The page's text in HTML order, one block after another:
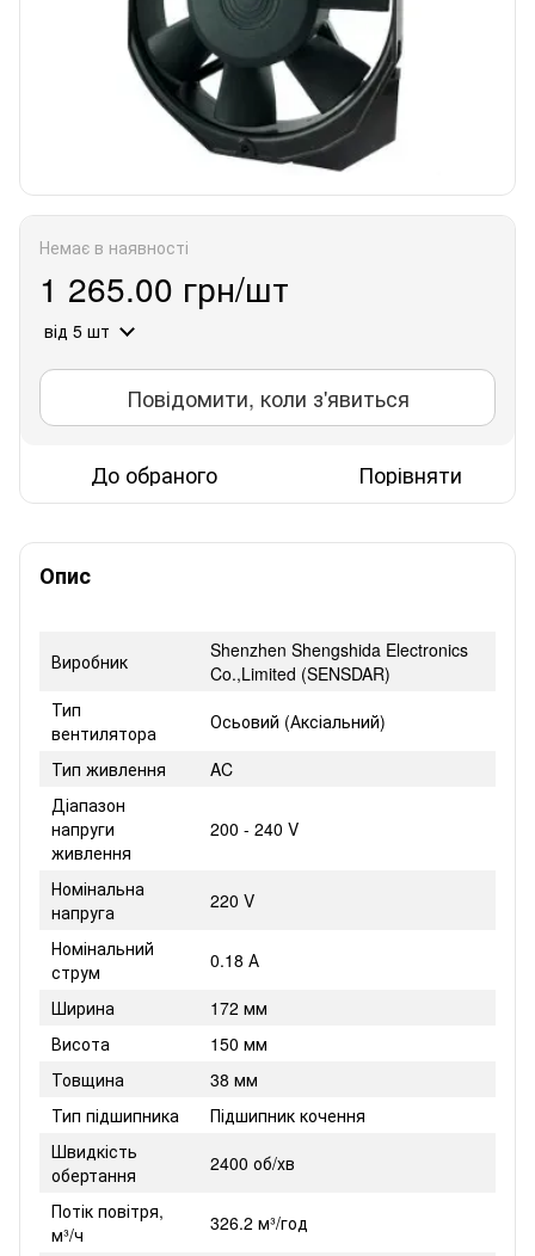
Немає в наявності
1 265.00 грн/шт
від 5 шт
Повідомити, коли з'явиться
До обраного Порівняти
Опис
Виробник
Shenzhen Shengshida Electronics
Co.,Limited (SENSDAR)
Тип
вентилятора
Осьовий (Аксіальний)
Тип живлення
AC
Діапазон
напруги
живлення
200 - 240 V
Номінальна
напруга
220 V
Номінальний
струм
0.18 А
Ширина
172 мм
Висота
150 мм
Товщина
38 мм
Тип підшипника
Підшипник кочення
Швидкість
обертання
2400 об/хв
Потік повітря,
м³/ч
326.2 м³/год